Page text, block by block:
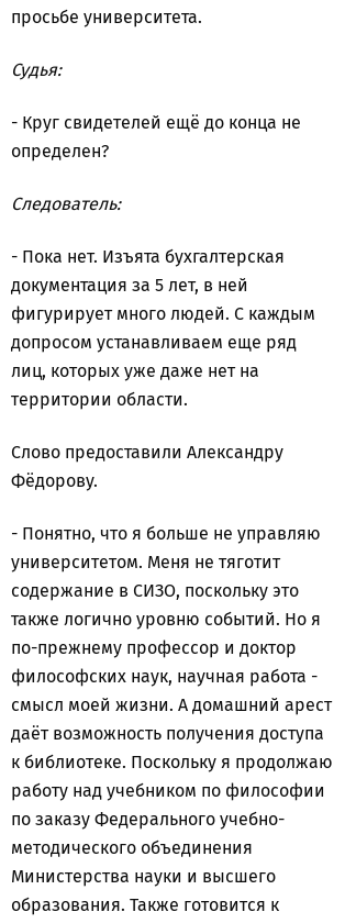
просьбе университета.
Судья:
- Круг свидетелей ещё до конца не
определен?
Следователь:
- Пока нет. Изъята бухгалтерская
документация за 5 лет, в ней
фигурирует много людей. С каждым
допросом устанавливаем еще ряд
лиц, которых уже даже нет на
территории области.
Слово предоставили Александру
Фёдорову.
- Понятно, что я больше не управляю
университетом. Меня не тяготит
содержание в СИЗО, поскольку это
также логично уровню событий. Но я
по-прежнему профессор и доктор
философских наук, научная работа -
смысл моей жизни. А домашний арест
даёт возможность получения доступа
к библиотеке. Поскольку я продолжаю
работу над учебником по философии
по заказу Федерального учебно-
методического объединения
Министерства науки и высшего
образования. Также готовится к